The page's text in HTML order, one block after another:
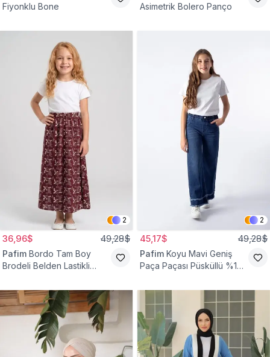
Fiyonklu Bone
Asimetrik Bolero Panço
2
36,96$ 49,28$
Pafim Bordo Tam Boy
Brodeli Belden Lastikli
2
45,17$ 49,28$
Pafim Koyu Mavi Geniş
Paça Paçası Püsküllü %100
Pantolon